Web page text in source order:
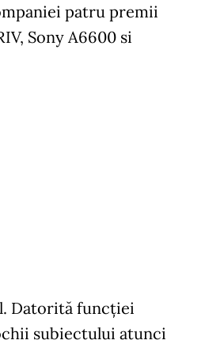
patru premii
Sony A6600 si
Datorită funcției
subiectului atunci